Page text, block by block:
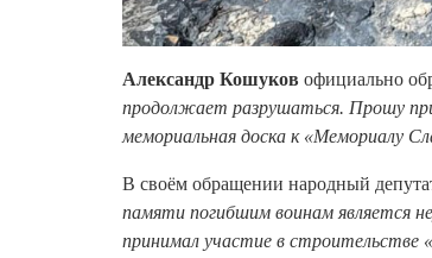
Александр Кошуков официально
продолжает разрушаться. Прошу
мемориальная доска к «Мемориалу
В своём обращении народный
памяти погибшим воинам является
принимал участие в строительстве